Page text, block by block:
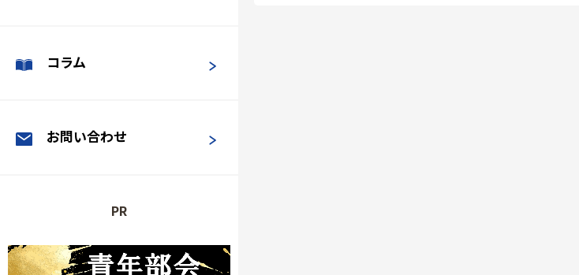
コラム
お問い合わせ
PR